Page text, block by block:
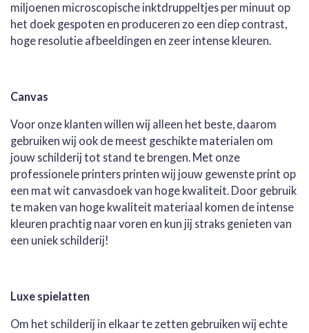
miljoenen microscopische inktdruppeltjes per minuut op
het doek gespoten en produceren zo een diep contrast,
hoge resolutie afbeeldingen en zeer intense kleuren.
Canvas
Voor onze klanten willen wij alleen het beste, daarom
gebruiken wij ook de meest geschikte materialen om
jouw schilderij tot stand te brengen. Met onze
professionele printers printen wij jouw gewenste print op
een mat wit canvasdoek van hoge kwaliteit. Door gebruik
te maken van hoge kwaliteit materiaal komen de intense
kleuren prachtig naar voren en kun jij straks genieten van
een uniek schilderij!
Luxe spielatten
Om het schilderij in elkaar te zetten gebruiken wij echte